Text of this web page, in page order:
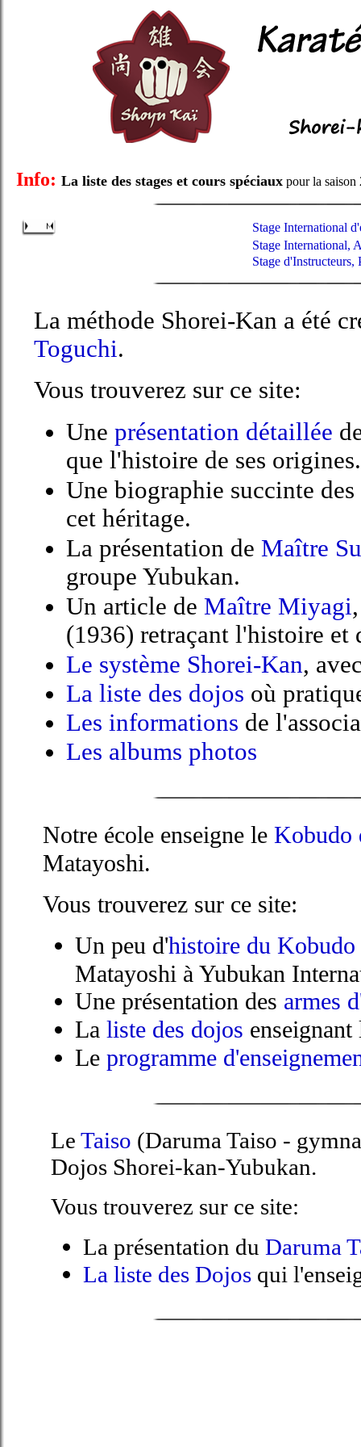
Info: La liste des stages et cours spéciaux pour la saison
Stage International
Stage International,
Stage d'Instructeurs,
La méthode Shorei-Kan a été
Toguchi.
Vous trouverez sur ce site:
Une présentation détaillée
que l'histoire de ses origines.
Une biographie succinte des
cet héritage.
La présentation de Maître
groupe Yubukan.
Un article de Maître Miyagi
(1936) retraçant l'histoire et
Le système Shorei-Kan,
La liste des dojos où
Les informations de
Les albums photos
Notre école enseigne le Kobudo
Matayoshi.
Vous trouverez sur ce site:
Un peu d'histoire du
Matayoshi à Yubukan
Une présentation des armes
La liste des dojos
Le programme
Le Taiso (Daruma Taiso -
Dojos Shorei-kan-Yubukan.
Vous trouverez sur ce site:
La présentation du Daruma
La liste des Dojos qui